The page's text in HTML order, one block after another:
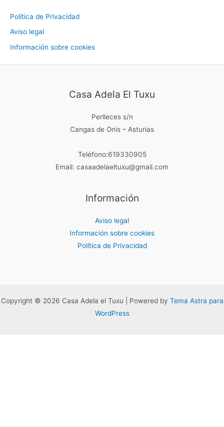
c
o
Política de Privacidad
Aviso legal
Información sobre cookies
Casa Adela El Tuxu
Perlleces s/n
Cangas de Onis – Asturias
Teléfono:619330905
Email: casaadelaeltuxu@gmail.com
Información
Aviso legal
Información sobre cookies
Política de Privacidad
Copyright © 2026 Casa Adela el Tuxu | Powered by Tema Astra para
WordPress